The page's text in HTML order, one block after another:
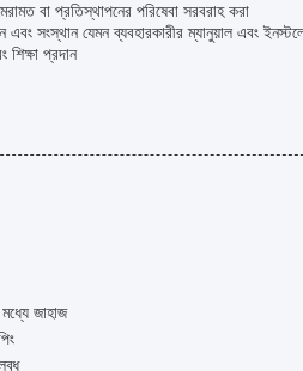
বা প্রতিস্থাপনের পরিষেবা সরবরাহ করা
সংস্থান যেমন ব্যবহারকারীর ম্যানুয়াল এবং
প্রদান
জাহাজ